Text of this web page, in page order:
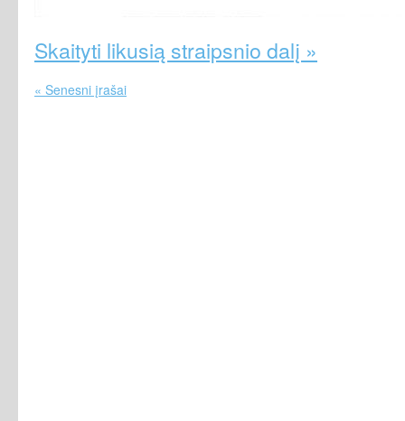
Skaityti likusią straipsnio dalį »
« Senesni įrašai